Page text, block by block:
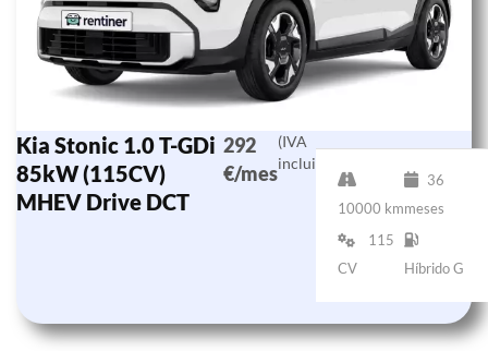
Kia Stonic 1.0 T-GDi
85kW (115CV)
MHEV Drive DCT
292
€/mes
(IVA
incluido)
10000 km
36
meses
115
CV
Híbrido G